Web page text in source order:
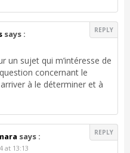
says : REPLY
un sujet qui m’intéresse de
concernant le
à le déterminer et à
says : REPLY
at 13:13